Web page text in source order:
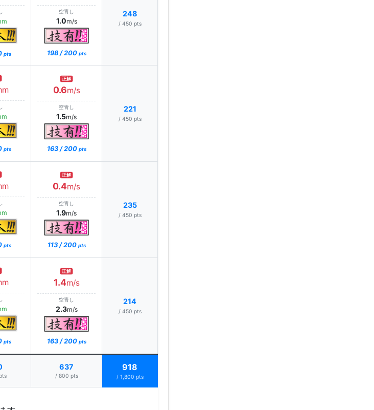
pts
空青し
1.0m/s
198 / 200 pts
248
/ 450 pts
pts
正解
0.6m/s
空青し
1.5m/s
163 / 200 pts
221
/ 450 pts
pts
正解
0.4m/s
空青し
1.9m/s
113 / 200 pts
235
/ 450 pts
pts
正解
1.4m/s
空青し
2.3m/s
163 / 200 pts
214
/ 450 pts
637
/ 800 pts
918
/ 1,800 pts